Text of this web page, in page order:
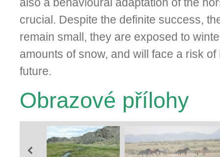
crucial. Despite the definite success,
remain small, they are exposed to
amounts of snow, and will face a risk
future.
Obrazové přílohy